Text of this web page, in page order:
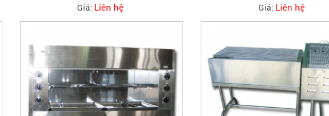
Giá: Liên hệ
Giá: Liên hệ